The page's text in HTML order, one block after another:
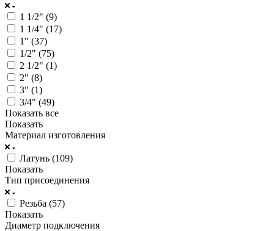
1 1/2" (9)
1 1/4" (17)
1" (37)
1/2" (75)
2 1/2" (1)
2" (8)
3" (1)
3/4" (49)
Показать все
Показать
Материал изготовления
Латунь (109)
Показать
Тип присоединения
Резьба (57)
Показать
Диаметр подключения